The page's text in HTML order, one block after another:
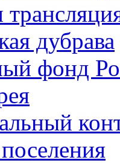
дубрава
фонд